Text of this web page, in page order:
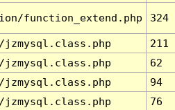
function_extend.php 324
211
62
94
76